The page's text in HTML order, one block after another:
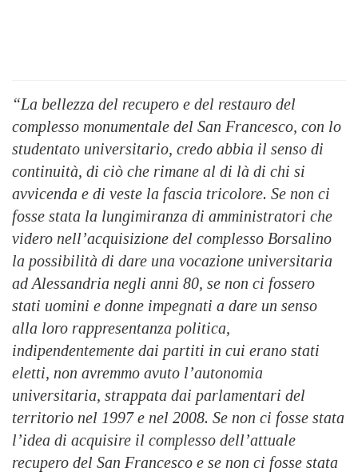
“La bellezza del recupero e del restauro del
complesso monumentale del San Francesco, con lo
studentato universitario, credo abbia il senso di
continuità, di ciò che rimane al di là di chi si
avvicenda e di veste la fascia tricolore. Se non ci
fosse stata la lungimiranza di amministratori che
videro nell’acquisizione del complesso Borsalino
la possibilità di dare una vocazione universitaria
ad Alessandria negli anni 80, se non ci fossero
stati uomini e donne impegnati a dare un senso
alla loro rappresentanza politica,
indipendentemente dai partiti in cui erano stati
eletti, non avremmo avuto l’autonomia
universitaria, strappata dai parlamentari del
territorio nel 1997 e nel 2008. Se non ci fosse stata
l’idea di acquisire il complesso dell’attuale
recupero del San Francesco e se non ci fosse stata